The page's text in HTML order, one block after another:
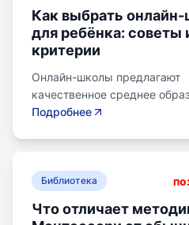
Как выбрать
для ребёнка: советы
критерии
Онлайн-школы предлагают
качественное среднее
без привязки к району.
предпочитаемую нагрузку.
получить аттестат для
Подробнее
Библиотека
Что отличает